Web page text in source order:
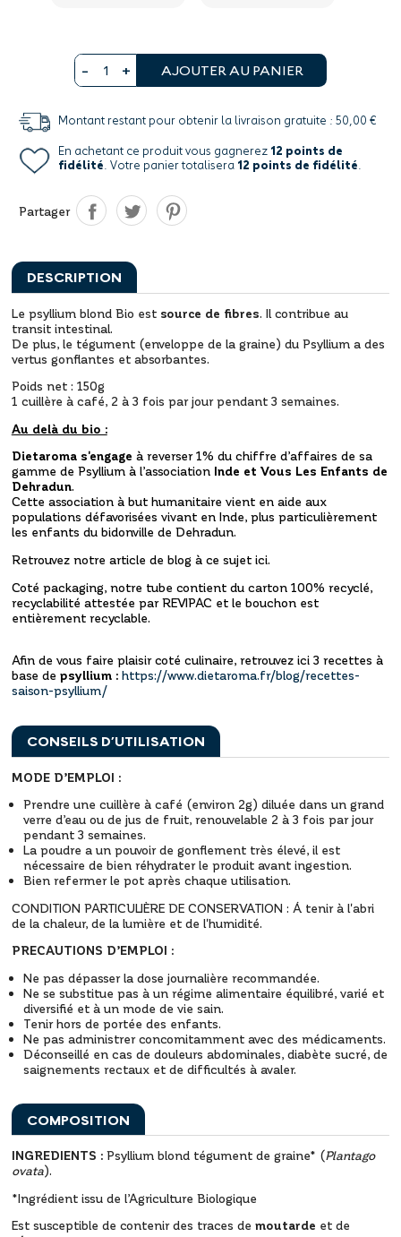
AJOUTER AU PANIER
Montant restant pour obtenir la livraison gratuite : 50,00 €
En achetant ce produit vous gagnerez 12 points de
fidélité. Votre panier totalisera 12 points de fidélité.
Partager
DESCRIPTION
Le psyllium blond Bio est source de fibres. Il contribue au
transit intestinal.
De plus, le tégument (enveloppe de la graine) du Psyllium a des
vertus gonflantes et absorbantes.
Poids net : 150g
1 cuillère à café, 2 à 3 fois par jour pendant 3 semaines.
Au delà du bio :
Dietaroma s'engage à reverser 1% du chiffre d’affaires de sa
gamme de Psyllium à l’association Inde et Vous Les Enfants de
Dehradun.
Cette association à but humanitaire vient en aide aux
populations défavorisées vivant en Inde, plus particulièrement
les enfants du bidonville de Dehradun.
Retrouvez notre article de blog à ce sujet ici.
Coté packaging, notre tube contient du carton 100% recyclé,
recyclabilité attestée par REVIPAC et le bouchon est
entièrement recyclable.
Afin de vous faire plaisir coté culinaire, retrouvez ici 3 recettes à
base de psyllium : https://www.dietaroma.fr/blog/recettes-
saison-psyllium/
CONSEILS D’UTILISATION
MODE D’EMPLOI :
Prendre une cuillère à café (environ 2g) diluée dans un grand
verre d’eau ou de jus de fruit, renouvelable 2 à 3 fois par jour
pendant 3 semaines.
La poudre a un pouvoir de gonflement très élevé, il est
nécessaire de bien réhydrater le produit avant ingestion.
Bien refermer le pot après chaque utilisation.
CONDITION PARTICULIÈRE DE CONSERVATION : Á tenir à l'abri
de la chaleur, de la lumière et de l'humidité.
PRECAUTIONS D’EMPLOI :
Ne pas dépasser la dose journalière recommandée.
Ne se substitue pas à un régime alimentaire équilibré, varié et
diversifié et à un mode de vie sain.
Tenir hors de portée des enfants.
Ne pas administrer concomitamment avec des médicaments.
Déconseillé en cas de douleurs abdominales, diabète sucré, de
saignements rectaux et de difficultés à avaler.
COMPOSITION
INGREDIENTS :Psyllium blond tégument de graine* (Plantago
ovata).
*Ingrédient issu de l’Agriculture Biologique
Est susceptible de contenir des traces de moutarde et de